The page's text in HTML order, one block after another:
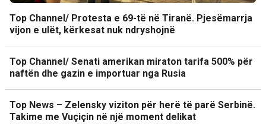
Top Channel/ Protesta e 69-të në Tiranë. Pjesëmarrja
vijon e ulët, kërkesat nuk ndryshojnë
Top Channel/ Senati amerikan miraton tarifa 500% për
naftën dhe gazin e importuar nga Rusia
Top News – Zelensky viziton për herë të parë Serbinë.
Takime me Vuçiçin në një moment delikat